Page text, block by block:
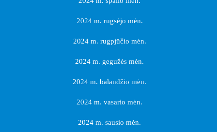
2024 m. rugsėjo mėn.
2024 m. rugpjūčio mėn.
2024 m. gegužės mėn.
2024 m. balandžio mėn.
2024 m. vasario mėn.
2024 m. sausio mėn.